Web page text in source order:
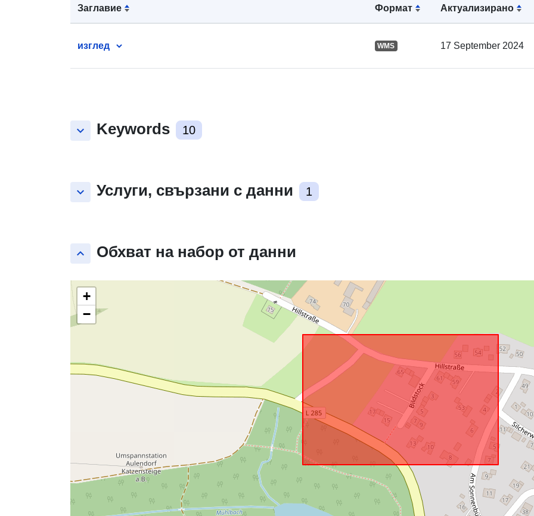
Заглавие Формат Актуализирано
изглед WMS 17 September 2024
keyboard_arrow_down Keywords 10
keyboard_arrow_down Услуги, свързани с данни 1
keyboard_arrow_up Обхват на набор от данни
+
−